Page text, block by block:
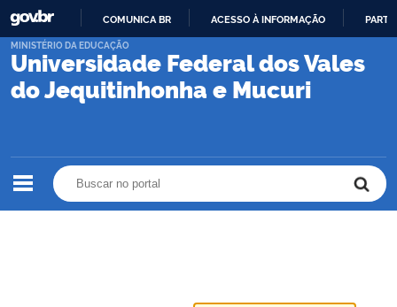
PARA
CONTEÚDO
COMUNICA BR ACESSO À INFORMAÇÃO
Universidade Federal dos Vales
do Jequitinhonha e Mucuri
MINISTÉRIO DA EDUCAÇÃO